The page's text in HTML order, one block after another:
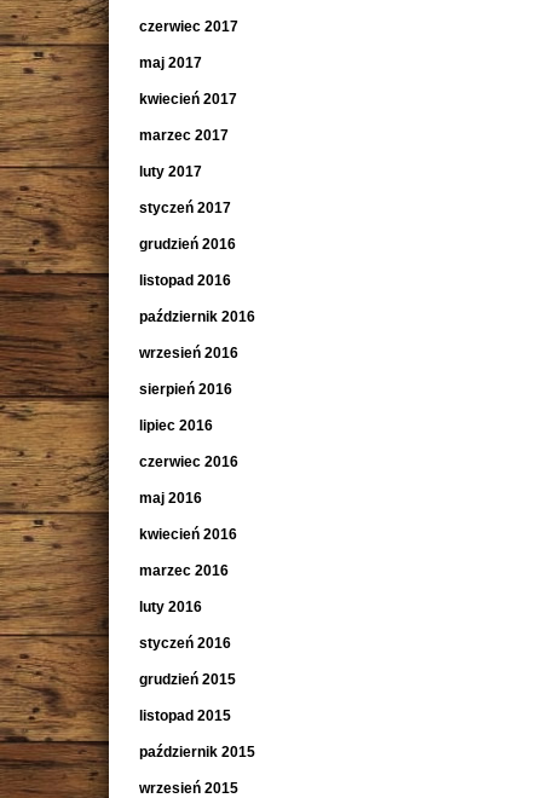
czerwiec 2017
maj 2017
kwiecień 2017
marzec 2017
luty 2017
styczeń 2017
grudzień 2016
listopad 2016
październik 2016
wrzesień 2016
sierpień 2016
lipiec 2016
czerwiec 2016
maj 2016
kwiecień 2016
marzec 2016
luty 2016
styczeń 2016
grudzień 2015
listopad 2015
październik 2015
wrzesień 2015